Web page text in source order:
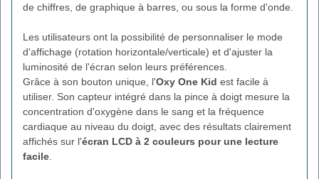
de chiffres, de graphique à barres, ou sous la forme d'onde.
Les utilisateurs ont la possibilité de personnaliser le mode
d'affichage (rotation horizontale/verticale) et d'ajuster la
luminosité de l'écran selon leurs préférences.
Grâce à son bouton unique, l'Oxy One Kid est facile à
utiliser. Son capteur intégré dans la pince à doigt mesure la
concentration d'oxygène dans le sang et la fréquence
cardiaque au niveau du doigt, avec des résultats clairement
affichés sur l'écran LCD à 2 couleurs pour une lecture
facile